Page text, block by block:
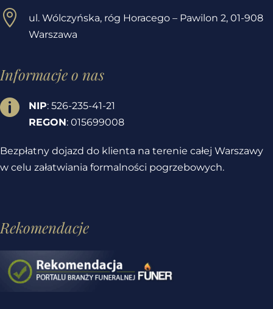
 ul. Wólczyńska, róg Horacego – Pawilon 2, 01-908
Warszawa
Informacje o nas

NIP: 526-235-41-21
REGON: 015699008
Bezpłatny dojazd do klienta na terenie całej Warszawy
w celu załatwiania formalności pogrzebowych.
Rekomendacje